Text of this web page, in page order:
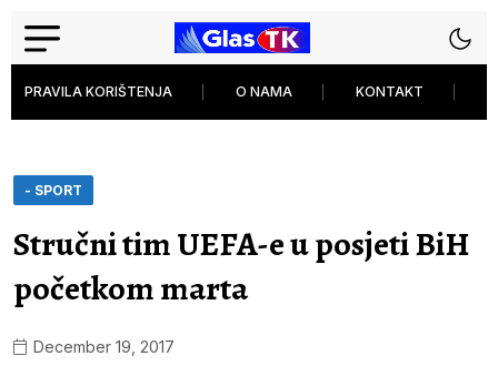
PRAVILA KORIŠTENJA O NAMA KONTAKT
- SPORT
Stručni tim UEFA-e u posjeti BiH
početkom marta
December 19, 2017